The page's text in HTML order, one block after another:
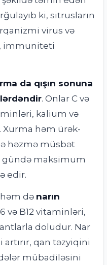
ki, sitrusların
virus və
immuniteti
da qışın sonuna
. Onlar C və
kalium və
həm ürək-
həzmə müsbət
gündə maksimum
edir.
də narın
və B12 vitaminləri,
doludur. Nar
qan təzyiqini
mübadiləsini